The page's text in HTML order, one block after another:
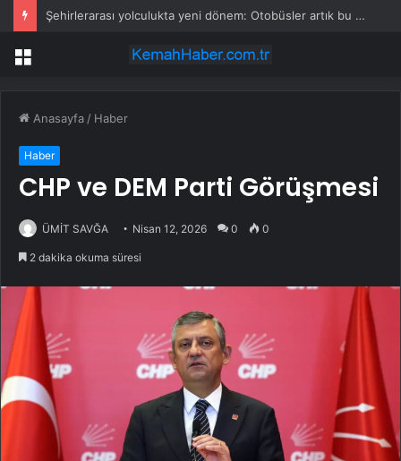
Şehirlerarası yolculukta yeni dönem: Otobüsler artık bu şehirlerde durmayacak
Menü
Anasayfa / Haber
Haber
CHP ve DEM Parti Görüşmesi
ÜMİT SAVĞA Nisan 12, 2026 0 0
2 dakika okuma süresi